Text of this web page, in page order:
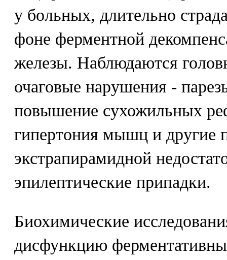
у больных, длительно
фоне ферментной
железы. Наблюдаются
очаговые нарушения -
повышение сухожильных
гипертония мышц и другие
экстрапирамидной
эпилептические припадки.
Биохимические
дисфункцию